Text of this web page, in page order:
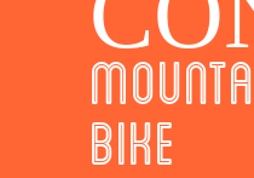
BIKE